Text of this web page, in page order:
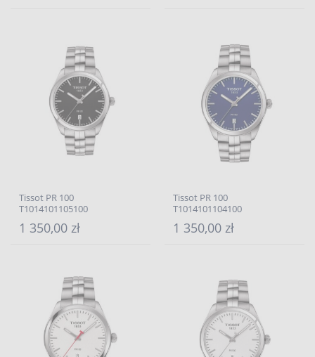
Tissot PR 100
T1014101105100
1 350,00 zł
Tissot PR 100
T1014101104100
1 350,00 zł